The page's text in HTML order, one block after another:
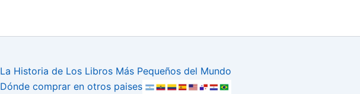
La Historia de Los Libros Más Pequeños del Mundo
Dónde comprar en otros paises